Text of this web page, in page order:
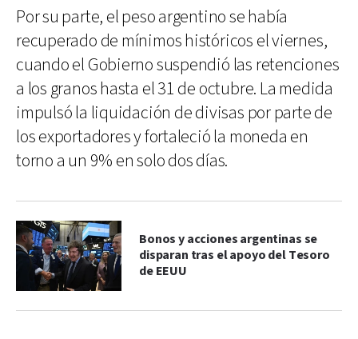
Por su parte, el peso argentino se había
recuperado de mínimos históricos el viernes,
cuando el Gobierno suspendió las retenciones
a los granos hasta el 31 de octubre. La medida
impulsó la liquidación de divisas por parte de
los exportadores y fortaleció la moneda en
torno a un 9% en solo dos días.
Bonos y acciones argentinas se
disparan tras el apoyo del Tesoro
de EEUU